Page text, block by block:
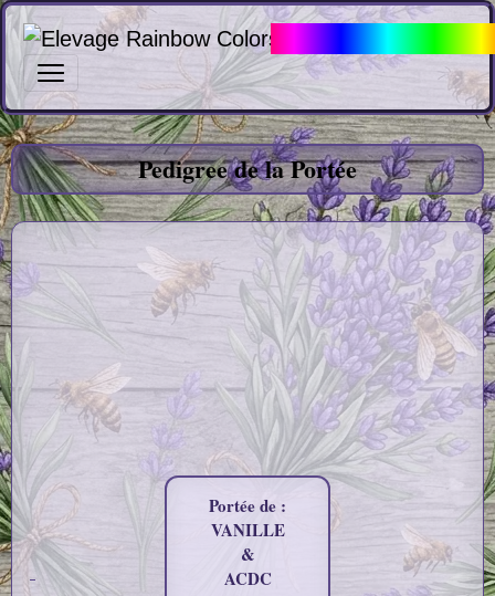
Pedigree Portée Cocker
Pedigree de la Portée
Portée de :
VANILLE
&
ACDC